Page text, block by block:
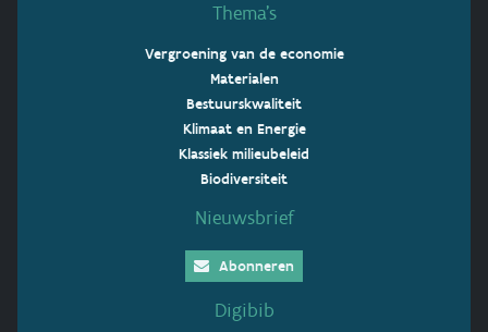
Thema’s
Vergroening van de economie
Materialen
Bestuurskwaliteit
Klimaat en Energie
Klassiek milieubeleid
Biodiversiteit
Nieuwsbrief
Abonneren
Digibib